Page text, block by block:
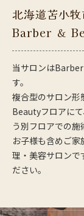
北海道苫小
Barber ＆
当サロンは
す。
複合型のサロン
Beautyフロアに
う別フロアでの施
お子様も含めご家
理・美容サロンで
ださい。